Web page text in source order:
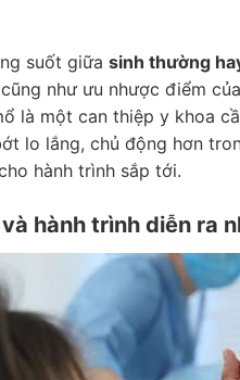
suốt giữa sinh thường
như ưu nhược điểm
là một can thiệp y khoa
lo lắng, chủ động hơn
hành trình sắp tới.
hành trình diễn ra